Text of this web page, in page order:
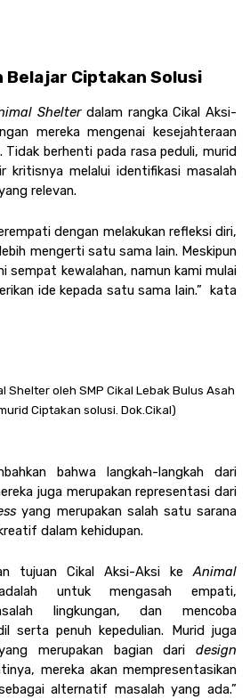
Belajar Ciptakan Solusi
Shelter dalam rangka Cikal Aksi-
mereka mengenai kesejahteraan
Tidak berhenti pada rasa peduli, murid
kritisnya melalui identifikasi masalah
relevan.
dengan melakukan refleksi diri,
mengerti satu sama lain. Meskipun
sempat kewalahan, namun kami mulai
ide kepada satu sama lain.”  kata
Shelter oleh SMP Cikal Lebak Bulus Asah
Ciptakan solusi. Dok.Cikal)
bahwa langkah-langkah dari
yang merupakan salah satu sarana
dalam kehidupan.
tujuan Cikal Aksi-Aksi ke Animal
untuk mengasah empati,
lingkungan, dan mencoba
serta penuh kepedulian. Murid juga
merupakan bagian dari design
mereka akan mempresentasikan
alternatif masalah yang ada.”